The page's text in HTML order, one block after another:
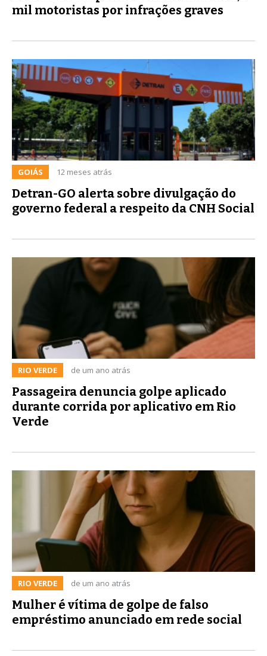
mil motoristas por infrações graves
GOIÁS 12 meses atrás
Detran-GO alerta sobre divulgação do
governo federal a respeito da CNH Social
RIO VERDE de um ano atrás
Passageira denuncia golpe aplicado
durante corrida por aplicativo em Rio
Verde
RIO VERDE de um ano atrás
Mulher é vítima de golpe de falso
empréstimo anunciado em rede social